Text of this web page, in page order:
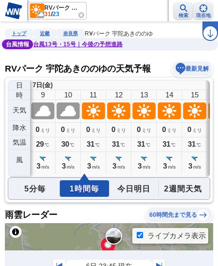
RVパーク 宇陀あきののゆ
31/23 検索 現在地
雨雲レーダー 台風情報 地震情報 警報・注意報 ラ
トップ 近畿 奈良県
RVパーク 宇陀あきののゆ
台風情報
台風13号・15号｜今後の予想進路
RVパーク 宇陀あきののゆの天気予報 最新見解
日
時
天気
降水
気温
風
7日(金)
8
0ミリ
29℃
9
0 ミリ
29℃
3 m/s
10
0 ミリ
30℃
3 m/s
11
0 ミリ
31℃
3 m/s
12
0 ミリ
31℃
3 m/s
13
0 ミリ
31℃
3 m/s
14
0 ミリ
31℃
3 m/s
15
0 ミリ
31℃
3 m/s
5分毎 1時間毎 今日明日 2週間天気
雨雲レーダー 60時間先まで見る